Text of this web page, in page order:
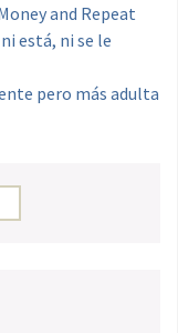
and Repeat
está, ni se le
pero más adulta